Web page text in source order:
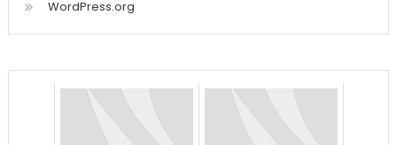
WordPress.org